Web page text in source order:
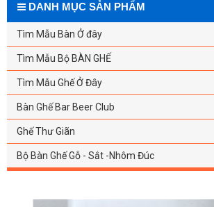
DANH MỤC SẢN PHẨM
Tìm Mẫu Bàn Ở đây
Tìm Mẫu Bộ BÀN GHẾ
Tìm Mẫu Ghế Ở Đây
Bàn Ghế Bar Beer Club
Ghế Thư Giãn
Bộ Bàn Ghế Gỗ - Sắt -Nhôm Đúc